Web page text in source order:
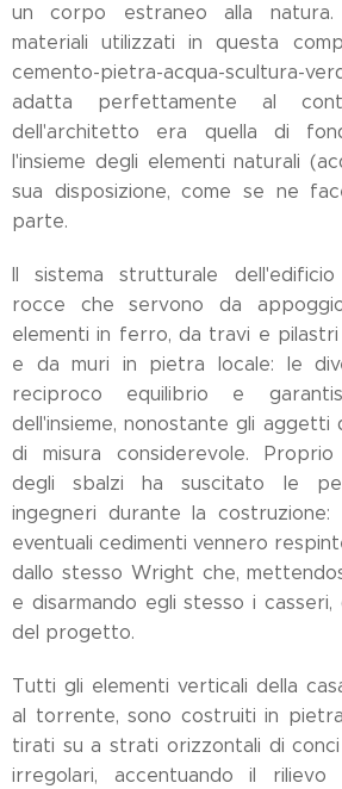
un corpo estraneo alla
materiali utilizzati in questa
cemento-pietra-acqua-
adatta perfettamente al
dell'architetto era quella di
l'insieme degli elementi naturali
sua disposizione, come se ne
parte.
Il sistema strutturale
rocce che servono da
elementi in ferro, da travi e
e da muri in pietra locale: le
reciproco equilibrio e
dell'insieme, nonostante gli aggetti
di misura considerevole.
degli sbalzi ha suscitato le
ingegneri durante la
eventuali cedimenti vennero
dallo stesso Wright che,
e disarmando egli stesso i
del progetto.
Tutti gli elementi verticali della
al torrente, sono costruiti in
tirati su a strati orizzontali di
irregolari, accentuando il